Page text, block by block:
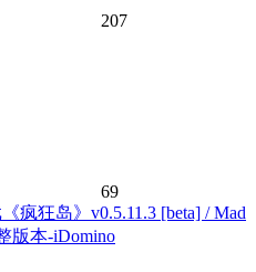
207
69